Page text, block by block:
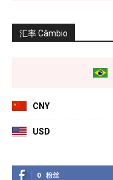
汇率 Câmbio
CNY
USD
0 粉丝